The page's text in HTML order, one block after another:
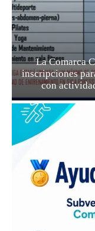
La Comarca
inscripciones
con